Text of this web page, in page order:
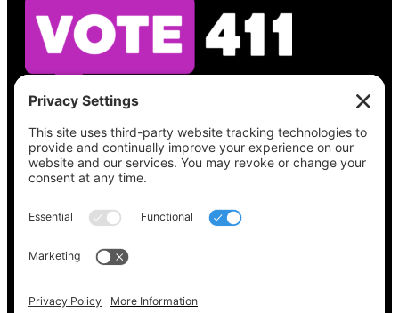
Vea lo que hay en su boleta, encuentre su
lugar de votación, verifique el estado de su
registro y obtenga toda la información
electoral que necesita enVote411.org.
Por favor no utilice: